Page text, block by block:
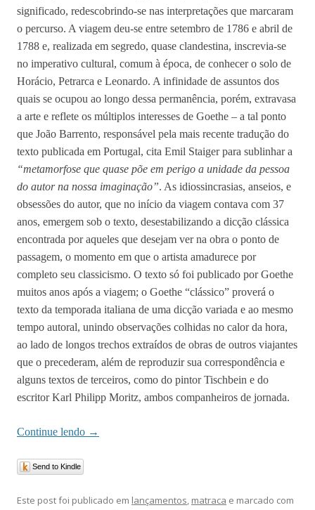
significado, redescobrindo-se nas interpretações que marcaram
o percurso. A viagem deu-se entre setembro de 1786 e abril de
1788 e, realizada em segredo, quase clandestina, inscrevia-se
no imperativo cultural, comum à época, de conhecer o solo de
Horácio, Petrarca e Leonardo. A infinidade de assuntos dos
quais se ocupou ao longo dessa permanência, porém, extravasa
a arte e reflete os múltiplos interesses de Goethe – a tal ponto
que João Barrento, responsável pela mais recente tradução do
texto publicada em Portugal, cita Emil Staiger para sublinhar a
“metamorfose que quase põe em perigo a unidade da pessoa
do autor na nossa imaginação”. As idiossincrasias, anseios, e
obsessões do autor, que no início da viagem contava com 37
anos, emergem sob o texto, desestabilizando a dicção clássica
encontrada por aqueles que desejam ver na obra o ponto de
passagem, o momento em que o artista amadurece por
completo seu classicismo. O texto só foi publicado por Goethe
muitos anos após a viagem; o Goethe “clássico” proverá o
texto da temporada italiana de uma dicção variada e ao mesmo
tempo autoral, unindo observações colhidas no calor da hora,
ao lado de longos trechos extraídos de obras de outros viajantes
que o precederam, além de reproduzir sua correspondência e
alguns textos de terceiros, como do pintor Tischbein e do
escritor Karl Philipp Moritz, ambos companheiros de jornada.
Continue lendo →
Send to Kindle
Este post foi publicado em lançamentos, matraca e marcado com